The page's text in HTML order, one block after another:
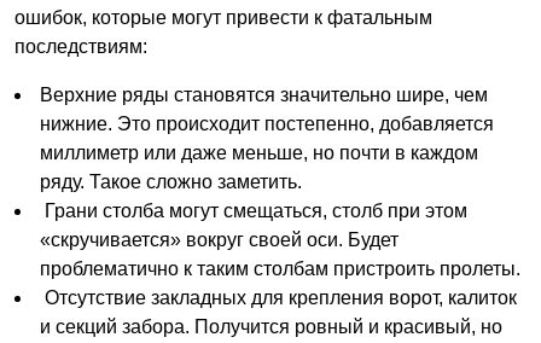
ошибок, которые могут привести к фатальным
последствиям:
Верхние ряды становятся значительно шире, чем
нижние. Это происходит постепенно, добавляется
миллиметр или даже меньше, но почти в каждом
ряду. Такое сложно заметить.
Грани столба могут смещаться, столб при этом
«скручивается» вокруг своей оси. Будет
проблематично к таким столбам пристроить пролеты.
Отсутствие закладных для крепления ворот, калиток
и секций забора. Получится ровный и красивый, но